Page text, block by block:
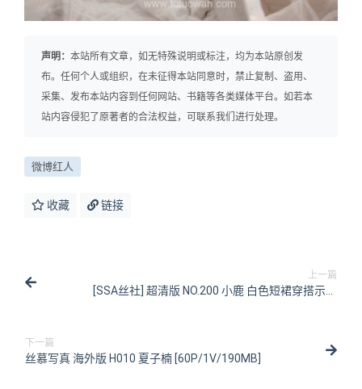
声明： 本站所有文章，如无特殊说明或标注，均为本站原创发
布。任何个人或组织，在未征得本站同意时，禁止复制、盗用、
采集、发布本站内容到任何网站、书籍等各类媒体平台。如若本
站内容侵犯了原著者的合法权益，可联系我们进行处理。
微博红人
收藏 链接
上一篇
[SSA丝社] 超清版 NO.200 小鹿 白色短裙穿搭示范
下一篇
丝慕写真 海外版 H010 夏子楠 [60P/1V/190MB]